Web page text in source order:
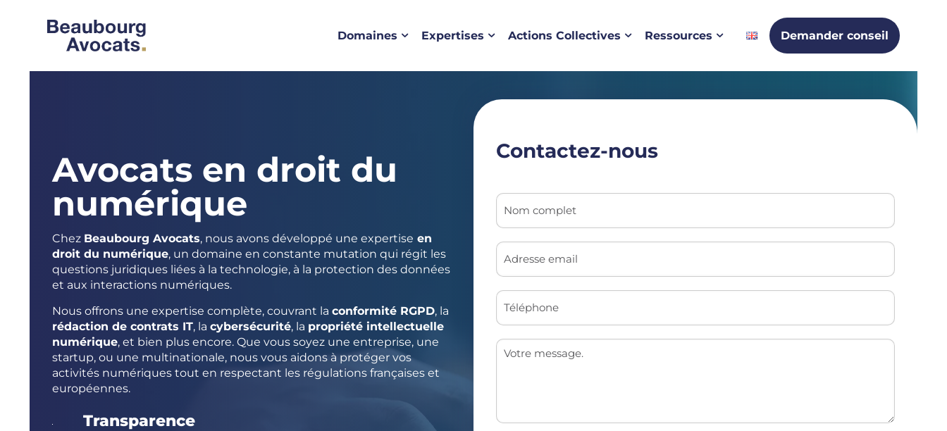
Domaines Expertises Actions Collectives Ressources Demander conseil
Avocats en droit du
numérique
Chez Beaubourg Avocats, nous avons développé une expertise en
droit du numérique, un domaine en constante mutation qui régit les
questions juridiques liées à la technologie, à la protection des données
et aux interactions numériques.
Nous offrons une expertise complète, couvrant laconformité RGPD, la
rédaction de contrats IT, lacybersécurité, la propriété intellectuelle
numérique, et bien plus encore. Que vous soyez une entreprise, une
startup, ou une multinationale, nous vous aidons à protéger vos
activités numériques tout en respectant les régulations françaises et
européennes.
Transparence
Contactez-nous